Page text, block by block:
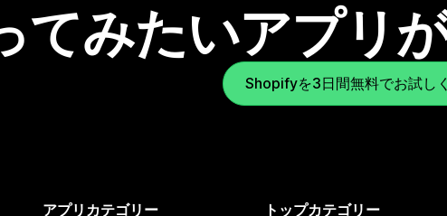
てみたいアプリ
Shopifyを3日間無料でお試し
アプリカテゴリー トップカテゴリー